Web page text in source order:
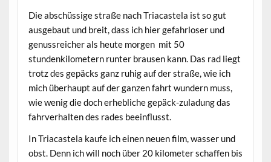
Die abschüssige straße nach Triacastela ist so gut
ausgebaut und breit, dass ich hier gefahrloser und
genussreicher als heute morgen mit 50
stundenkilometern runter brausen kann. Das rad liegt
trotz des gepäcks ganz ruhig auf der straße, wie ich
mich überhaupt auf der ganzen fahrt wundern muss,
wie wenig die doch erhebliche gepäck-zuladung das
fahrverhalten des rades beeinflusst.
In Triacastela kaufe ich einen neuen film, wasser und
obst. Denn ich will noch über 20 kilometer schaffen bis